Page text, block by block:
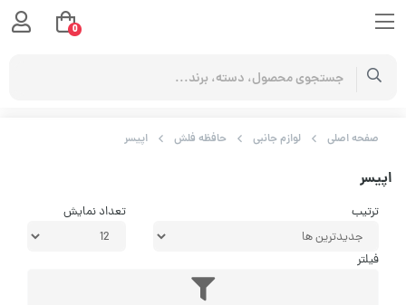
صفحه اصلی لوازم جانبی حافظه فلش اپیسر
اپیسر
ترتیب تعداد نمایش
فیلتر
0